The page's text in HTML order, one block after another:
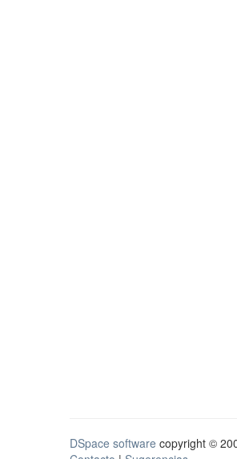
DSpace software copyright ©